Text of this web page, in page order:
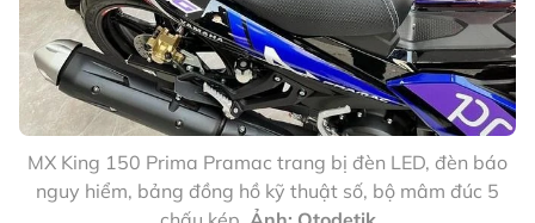
MX King 150 Prima Pramac trang bị đèn LED, đèn báo
nguy hiểm, bảng đồng hồ kỹ thuật số, bộ mâm đúc 5